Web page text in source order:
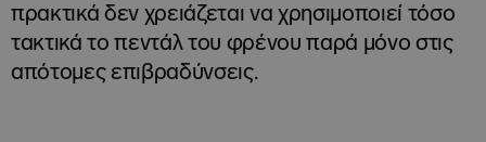
πρακτικά δεν χρειάζεται να χρησιμοποιεί τόσο
τακτικά το πεντάλ του φρένου παρά μόνο στις
απότομες επιβραδύνσεις.